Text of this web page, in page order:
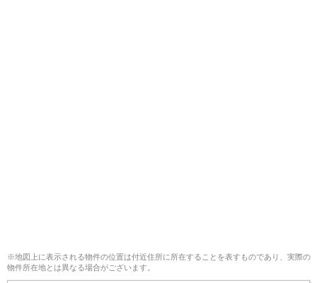
※地図上に表示される物件の位置は付近住所に所在することを表すものであり、実際の
物件所在地とは異なる場合がございます。